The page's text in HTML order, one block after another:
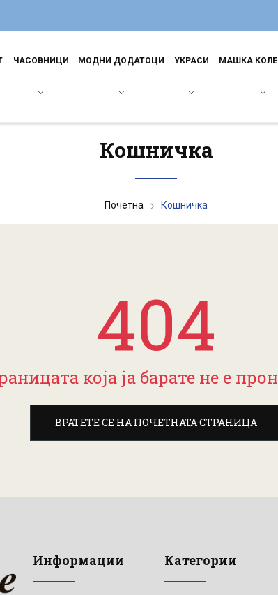
ЧАСОВНИЦИ МОДНИ ДОДАТОЦИ УКРАСИ МАШКА
Кошничка
Почетна Кошничка
404
која ја барате не е
ВРАТЕТЕ СЕ НА ПОЧЕТНАТА СТРАНИЦА
Информации Категории